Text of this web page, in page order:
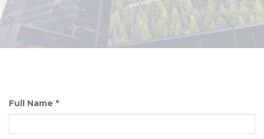
Full Name *